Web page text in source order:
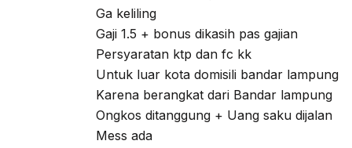
Ga keliling
Gaji 1.5 + bonus dikasih pas gajian
Persyaratan ktp dan fc kk
Untuk luar kota domisili bandar lampung
Karena berangkat dari Bandar lampung
Ongkos ditanggung + Uang saku dijalan
Mess ada